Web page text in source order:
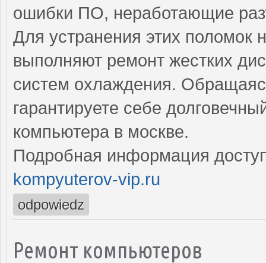
ошибки ПО, неработающие
Для устранения этих
выполняют ремонт жестких
систем охлаждения.
гарантируете себе
компьютера в москве.
Подробная информация
kompyuterov-vip.ru
odpowiedz
Ремонт компьютеров